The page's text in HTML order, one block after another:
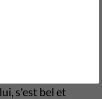
de la
des États-
ce terme.
s'est bel et